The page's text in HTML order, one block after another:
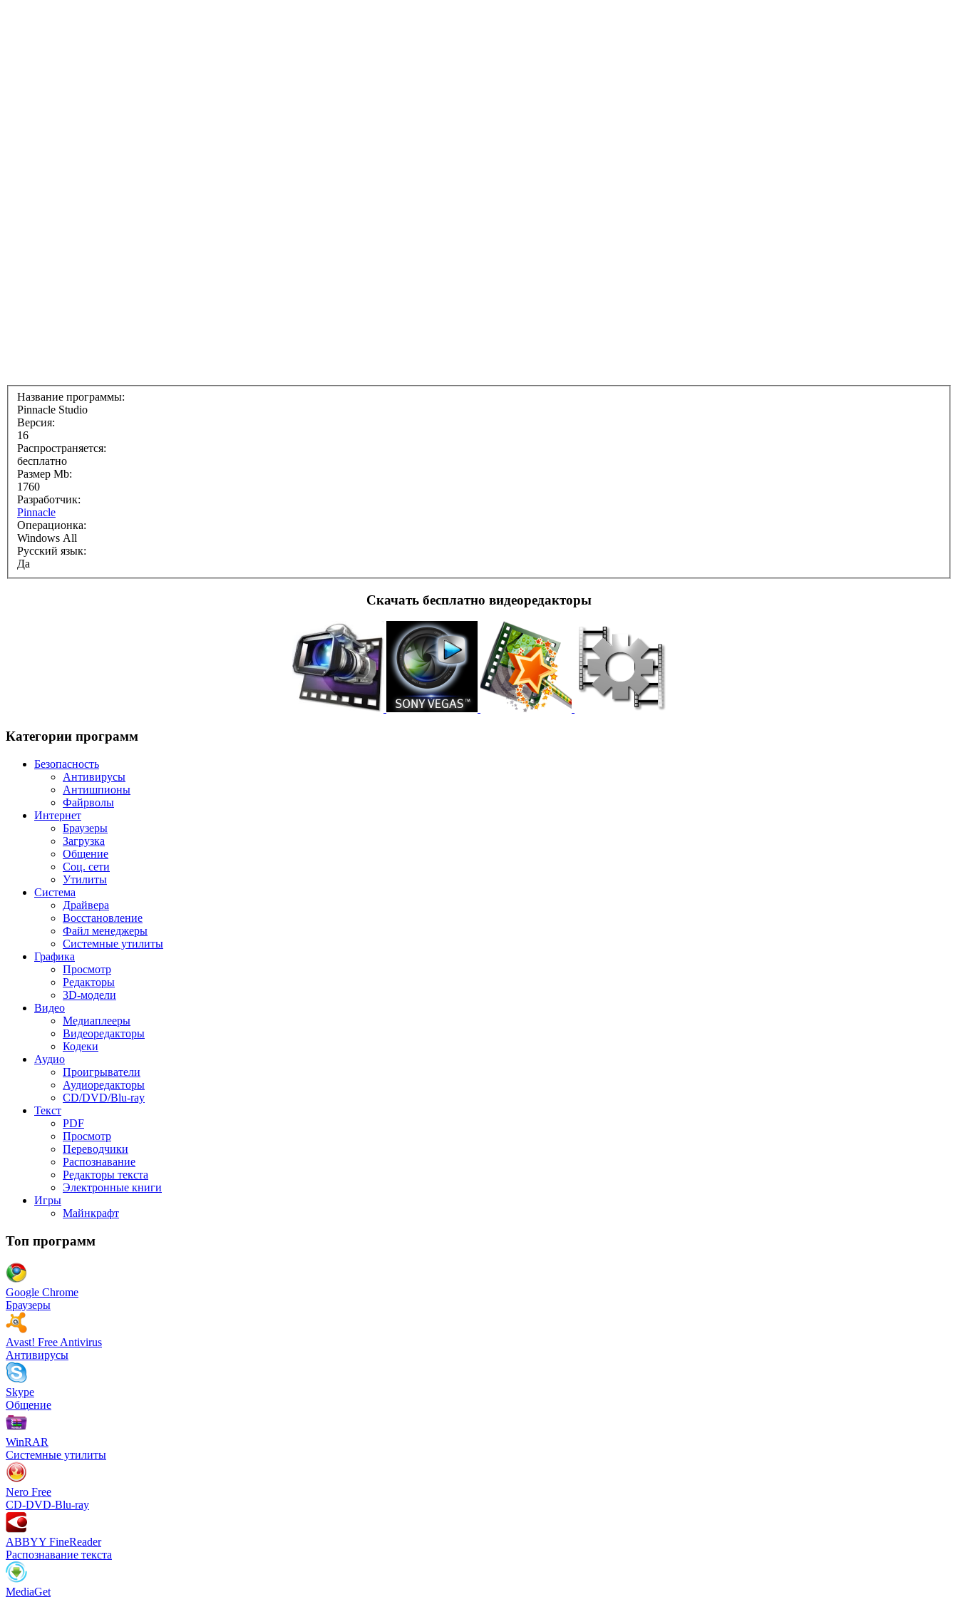
Название программы:
Pinnacle Studio
Версия:
16
Распространяется:
бесплатно
Размер Mb:
1760
Разработчик:
Pinnacle
Операционка:
Windows All
Русский язык:
Да
Cкачать бесплатно видеоредакторы
Категории программ
Безопасность
Антивирусы
Антишпионы
Файрволы
Интернет
Браузеры
Загрузка
Общение
Соц. сети
Утилиты
Система
Драйвера
Восстановление
Файл менеджеры
Системные утилиты
Графика
Просмотр
Редакторы
3D-модели
Видео
Медиаплееры
Видеоредакторы
Кодеки
Аудио
Проигрыватели
Аудиоредакторы
CD/DVD/Blu-ray
Текст
PDF
Просмотр
Переводчики
Распознавание
Редакторы текста
Электронные книги
Игры
Майнкрафт
Топ программ
Google Chrome
Браузеры
Avast! Free Antivirus
Антивирусы
Skype
Общение
WinRAR
Системные утилиты
Nero Free
CD-DVD-Blu-ray
ABBYY FineReader
Распознавание текста
MediaGet